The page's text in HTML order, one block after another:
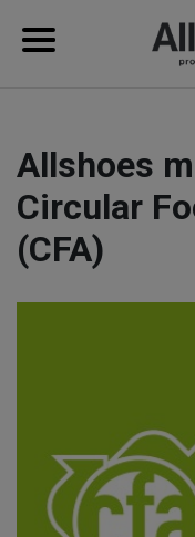
Allshoes
Circular
(CFA)